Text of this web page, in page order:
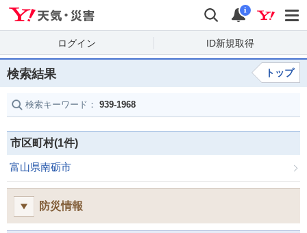
検索 通知
i
ログイン ID新規取得
検索結果 トップ
検索キーワード： 939-1968
市区町村(1件)
富山県南砺市
防災情報